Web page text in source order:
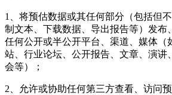
1、将预估数据或其任何部分（包括但
制文本、下载数据、导出报告等）发布
任何公开或半公开平台、渠道、媒体（
站、行业论坛、公开报告、文章、演讲
会等）；
2、允许或协助任何第三方查看、访问预